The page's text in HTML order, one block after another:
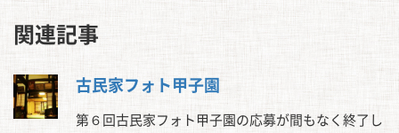
関連記事
古民家フォト甲子園
第６回古民家フォト甲子園の応募が間もなく終了し